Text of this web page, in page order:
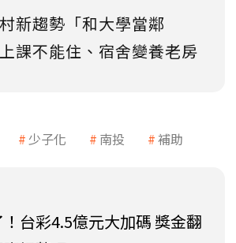
新趨勢「和大學當鄰
課不能住、宿舍變養老房
少子化 南投 補助
台彩4.5億元大加碼 獎金翻